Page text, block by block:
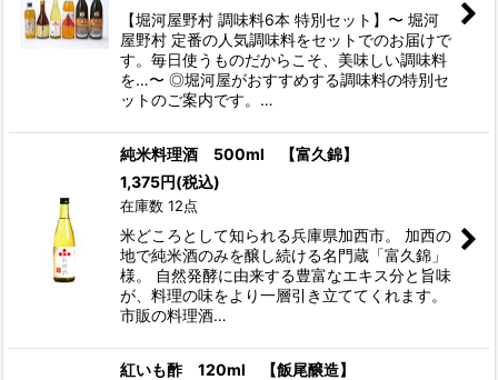
【堀河屋野村 調味料6本 特別セット】〜 堀河
屋野村 定番の人気調味料をセットでのお届けで
す。毎日使うものだからこそ、美味しい調味料
を…〜 ◎堀河屋がおすすめする調味料の特別セ
ットのご案内です。…
純米料理酒 500ml 【富久錦】
1,375円(税込)
在庫数 12点
米どころとして知られる兵庫県加西市。 加西の
地で純米酒のみを醸し続ける名門蔵「富久錦」
様。 自然発酵に由来する豊富なエキス分と旨味
が、料理の味をより一層引き立ててくれます。
市販の料理酒…
紅いも酢 120ml 【飯尾醸造】